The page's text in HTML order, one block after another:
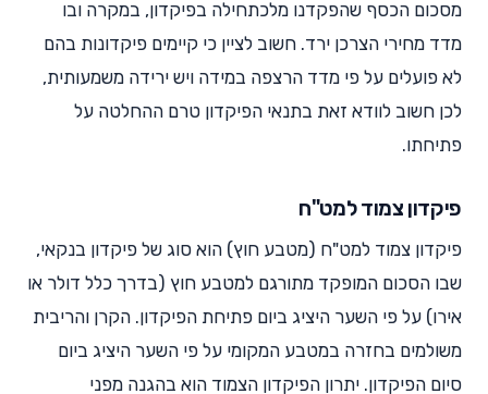
מסכום הכסף שהפקדנו מלכתחילה בפיקדון, במקרה ובו
מדד מחירי הצרכן ירד. חשוב לציין כי קיימים פיקדונות בהם
לא פועלים על פי מדד הרצפה במידה ויש ירידה משמעותית,
לכן חשוב לוודא זאת בתנאי הפיקדון טרם ההחלטה על
פתיחתו.
פיקדון צמוד למט"ח
פיקדון צמוד למט"ח (מטבע חוץ) הוא סוג של פיקדון בנקאי,
שבו הסכום המופקד מתורגם למטבע חוץ (בדרך כלל דולר או
אירו) על פי השער היציג ביום פתיחת הפיקדון. הקרן והריבית
משולמים בחזרה במטבע המקומי על פי השער היציג ביום
סיום הפיקדון. יתרון הפיקדון הצמוד הוא בהגנה מפני